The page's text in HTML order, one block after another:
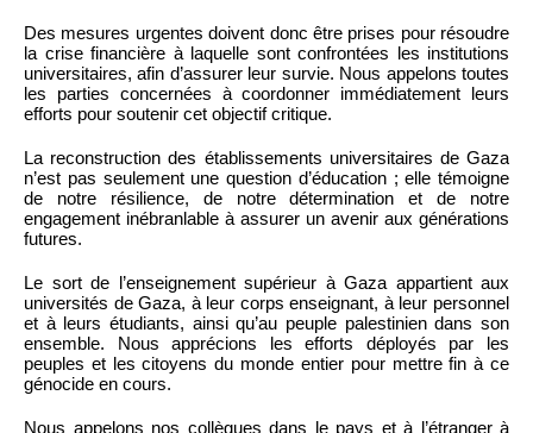
Des mesures urgentes doivent donc être prises pour résoudre
la crise financière à laquelle sont confrontées les institutions
universitaires, afin d’assurer leur survie. Nous appelons toutes
les parties concernées à coordonner immédiatement leurs
efforts pour soutenir cet objectif critique.
La reconstruction des établissements universitaires de Gaza
n’est pas seulement une question d’éducation ; elle témoigne
de notre résilience, de notre détermination et de notre
engagement inébranlable à assurer un avenir aux générations
futures.
Le sort de l’enseignement supérieur à Gaza appartient aux
universités de Gaza, à leur corps enseignant, à leur personnel
et à leurs étudiants, ainsi qu’au peuple palestinien dans son
ensemble. Nous apprécions les efforts déployés par les
peuples et les citoyens du monde entier pour mettre fin à ce
génocide en cours.
Nous appelons nos collègues dans le pays et à l’étranger à